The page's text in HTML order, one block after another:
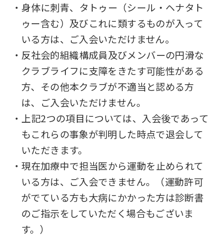
・身体に刺青、タトゥー（シール・ヘナタト
ゥー含む）及びこれに類するものが入って
いる方は、ご入会いただけません。
・反社会的組織構成員及びメンバーの円滑な
クラブライフに支障をきたす可能性がある
方、その他本クラブが不適当と認める方
は、ご入会いただけません。
・上記2つの項目については、入会後であって
もこれらの事象が判明した時点で退会して
いただきます。
・現在加療中で担当医から運動を止められて
いる方は、ご入会できません。（運動許可
がでている方も大病にかかった方は診断書
のご指示をしていただく場合もございま
す。）